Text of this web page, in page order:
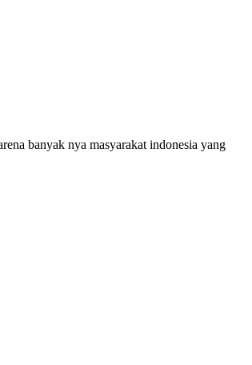
banyak nya masyarakat indonesia yang